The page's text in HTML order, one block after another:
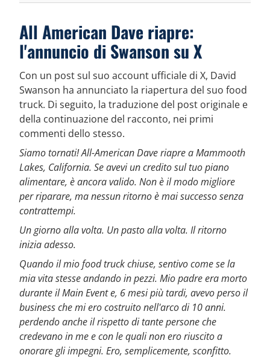
All American Dave riapre:
l'annuncio di Swanson su X
Con un post sul suo account ufficiale di X, David
Swanson ha annunciato la riapertura del suo food
truck. Di seguito, la traduzione del post originale e
della continuazione del racconto, nei primi
commenti dello stesso.
Siamo tornati! All-American Dave riapre a Mammooth
Lakes, California. Se avevi un credito sul tuo piano
alimentare, è ancora valido. Non è il modo migliore
per riparare, ma nessun ritorno è mai successo senza
contrattempi.
Un giorno alla volta. Un pasto alla volta. Il ritorno
inizia adesso.
Quando il mio food truck chiuse, sentivo come se la
mia vita stesse andando in pezzi. Mio padre era morto
durante il Main Event e, 6 mesi più tardi, avevo perso il
business che mi ero costruito nell'arco di 10 anni.
perdendo anche il rispetto di tante persone che
credevano in me e con le quali non ero riuscito a
onorare gli impegni. Ero, semplicemente, sconfitto.